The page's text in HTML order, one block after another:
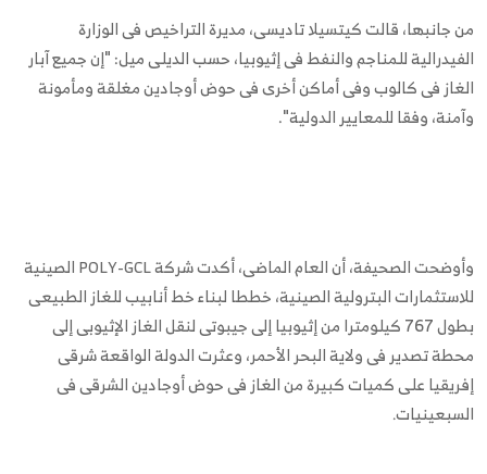
من جانبها، قالت كيتسيلا تاديسى، مديرة التراخيص فى الوزارة
الفيدرالية للمناجم والنفط فى إثيوبيا، حسب الديلى ميل: "إن جميع آبار
الغاز فى كالوب وفى أماكن أخرى فى حوض أوجادين مغلقة ومأمونة
وآمنة، وفقا للمعايير الدولية".
وأوضحت الصحيفة، أن العام الماضى، أكدت شركةPOLY-GCL الصينية
للاستثمارات البترولية الصينية، خططا لبناء خط أنابيب للغاز الطبيعى
بطول 767 كيلومترا من إثيوبيا إلى جيبوتى لنقل الغاز الإثيوبى إلى
محطة تصدير فى ولاية البحر الأحمر، وعثرت الدولة الواقعة شرقى
إفريقيا على كميات كبيرة من الغاز فى حوض أوجادين الشرقى فى
السبعينيات.